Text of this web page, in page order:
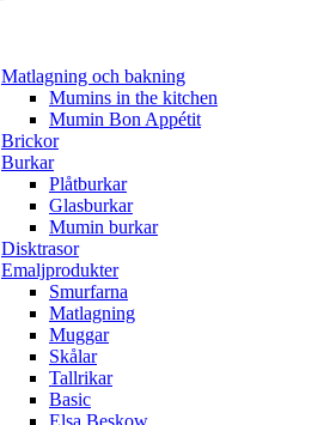
Matlagning och bakning
Mumins in the kitchen
Mumin Bon Appétit
Brickor
Burkar
Plåtburkar
Glasburkar
Mumin burkar
Disktrasor
Emaljprodukter
Smurfarna
Matlagning
Muggar
Skålar
Tallrikar
Basic
Elsa Beskow